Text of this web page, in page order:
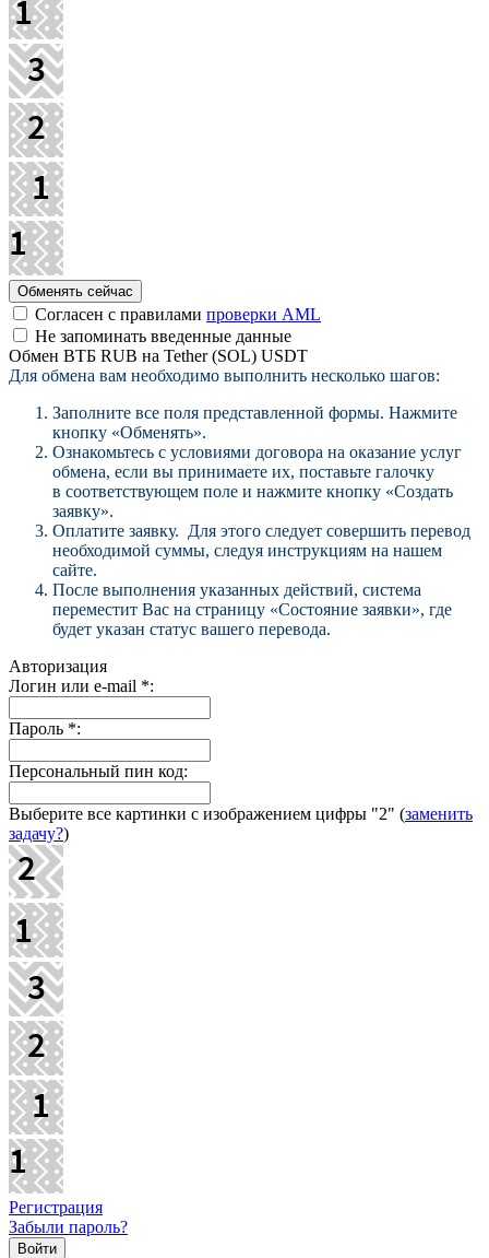
Согласен с правилами проверки AML
Не запоминать введенные данные
Обмен ВТБ RUB на Tether (SOL) USDT
Для обмена вам необходимо выполнить несколько шагов:
Заполните все поля представленной формы. Нажмите
кнопку «Обменять».
Ознакомьтесь с условиями договора на оказание услуг
обмена, если вы принимаете их, поставьте галочку
в соответствующем поле и нажмите кнопку «Создать
заявку».
Оплатите заявку. Для этого следует совершить перевод
необходимой суммы, следуя инструкциям на нашем
сайте.
После выполнения указанных действий, система
переместит Вас на страницу «Состояние заявки», где
будет указан статус вашего перевода.
Авторизация
Логин или e-mail *:
Пароль *:
Персональный пин код:
Выберите все картинки с изображением цифры "2" (заменить
задачу?)
Регистрация
Забыли пароль?